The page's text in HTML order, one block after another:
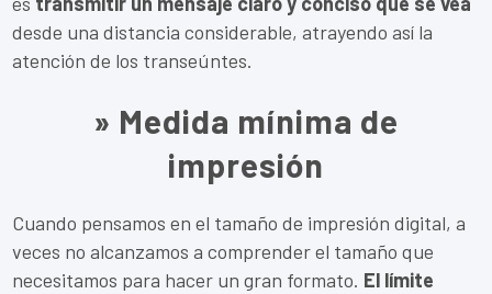
desde una distancia considerable, atrayendo así la
atención de los transeúntes.
» Medida mínima de
impresión
Cuando pensamos en el tamaño de impresión digital, a
veces no alcanzamos a comprender el tamaño que
necesitamos para hacer un gran formato. El límite